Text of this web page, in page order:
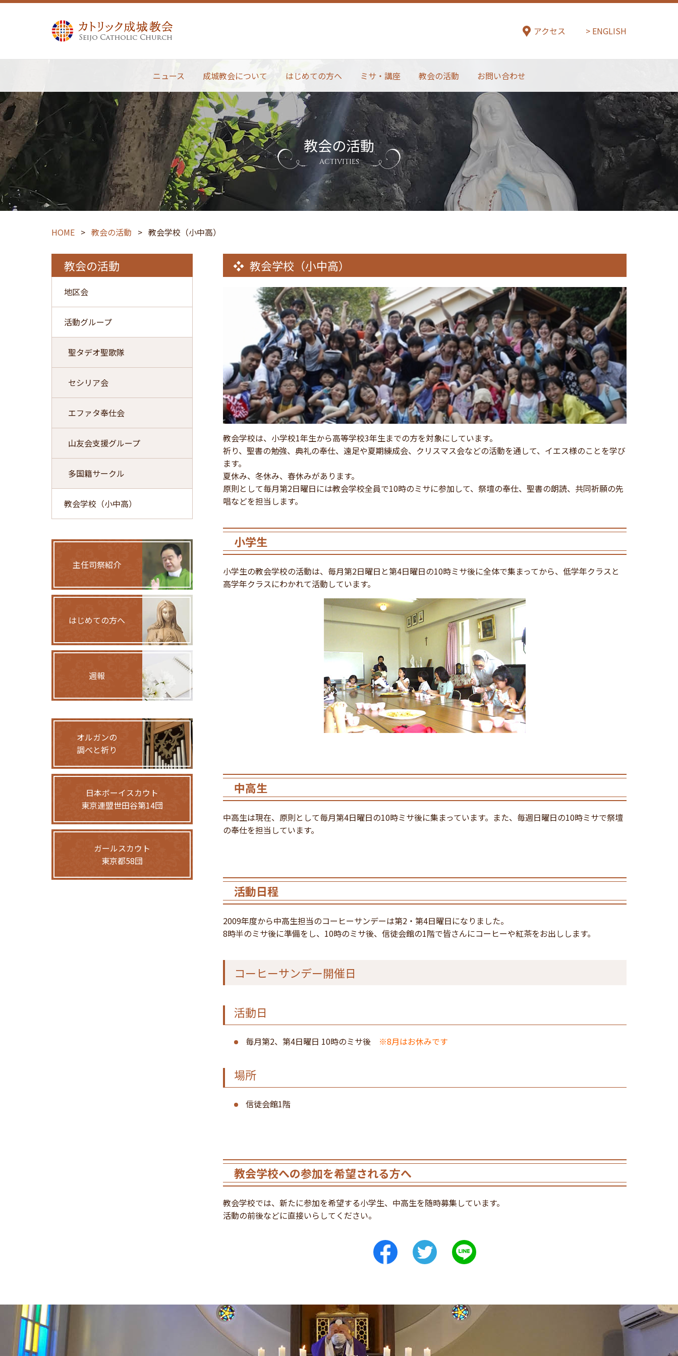
アクセス ENGLISH
ニュース 成城教会について はじめての方へ ミサ・講座 教会の活動 お問い合わせ
教会の活動
ACTIVITIES
HOME > 教会の活動 > 教会学校（小中高）
教会学校（小中高）
教会学校は、小学校1年生から高等学校3年生までの方を対象にしています。
祈り、聖書の勉強、典礼の奉仕、遠足や夏期練成会、クリスマス会などの活動を通して、イエス様のことを学び
ます。
夏休み、冬休み、春休みがあります。
原則として毎月第2日曜日には教会学校全員で10時のミサに参加して、祭壇の奉仕、聖書の朗読、共同祈願の先
唱などを担当します。
小学生
小学生の教会学校の活動は、毎月第2日曜日と第4日曜日の10時ミサ後に全体で集まってから、低学年クラスと
高学年クラスにわかれて活動しています。
中高生
中高生は現在、原則として毎月第4日曜日の10時ミサ後に集まっています。また、毎週日曜日の10時ミサで祭壇
の奉仕を担当しています。
活動日程
2009年度から中高生担当のコーヒーサンデーは第2・第4日曜日になりました。
8時半のミサ後に準備をし、10時のミサ後、信徒会館の1階で皆さんにコーヒーや紅茶をお出しします。
コーヒーサンデー開催日
活動日
毎月第2、第4日曜日 10時のミサ後 ※8月はお休みです
場所
信徒会館1階
教会学校への参加を希望される方へ
教会学校では、新たに参加を希望する小学生、中高生を随時募集しています。
活動の前後などに直接いらしてください。
教会の活動
地区会
活動グループ
聖タデオ聖歌隊
セシリア会
エファタ奉仕会
山友会支援グループ
多国籍サークル
教会学校（小中高）
主任司祭紹介
はじめての方へ
週報
オルガンの
調べと祈り
日本ボーイスカウト
東京連盟世田谷第14団
ガールスカウト
東京都58団